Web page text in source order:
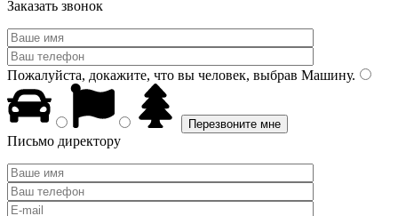
Заказать звонок
Пожалуйста, докажите, что вы человек, выбрав Машину.
Письмо директору